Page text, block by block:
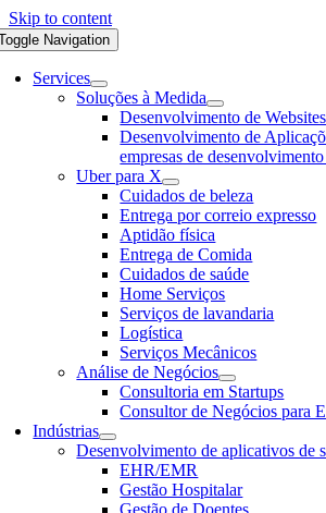
Skip to content
Navigation
Services
Soluções à Medida
Desenvolvimento de Websites
Desenvolvimento de
empresas de
Uber para X
Cuidados de beleza
Entrega por correio expresso
Aptidão física
Entrega de Comida
Cuidados de saúde
Home Serviços
Serviços de lavandaria
Logística
Serviços Mecânicos
Análise de Negócios
Consultoria em Startups
Consultor de Negócios para
Indústrias
Desenvolvimento de aplicativos de
EHR/EMR
Gestão Hospitalar
Gestão de Doentes